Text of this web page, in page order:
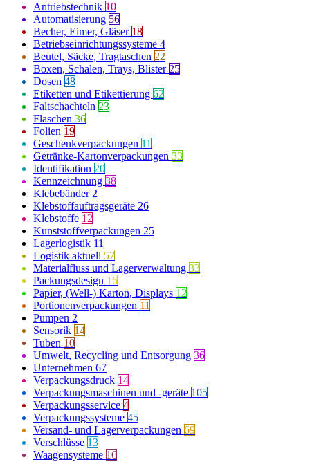
Antriebstechnik 10
Automatisierung 56
Becher, Eimer, Gläser 18
Betriebseinrichtungssysteme 4
Beutel, Säcke, Tragtaschen 22
Boxen, Schalen, Trays, Blister 25
Dosen 48
Etiketten und Etikettierung 62
Faltschachteln 23
Flaschen 36
Folien 19
Geschenkverpackungen 11
Getränke-Kartonverpackungen 33
Identifikation 20
Kennzeichnung 38
Klebebänder 2
Klebstoffauftragsgeräte 26
Klebstoffe 12
Kunststoffverpackungen 25
Lagerlogistik 11
Logistik aktuell 57
Materialfluss und Lagerverwaltung 33
Packungsdesign 16
Papier, (Well-) Karton, Displays 12
Portionenverpackungen 11
Pumpen 2
Sensorik 14
Tuben 10
Umwelt, Recycling und Entsorgung 36
Unternehmen 67
Verpackungsdruck 14
Verpackungsmaschinen und -geräte 105
Verpackungsservice 4
Verpackungssysteme 45
Versand- und Lagerverpackungen 69
Verschlüsse 13
Waagensysteme 16